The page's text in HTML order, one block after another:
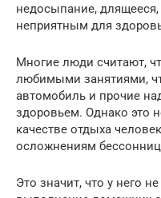
недосыпание,
неприятным для
Многие люди считают,
любимыми занятиями,
автомобиль и прочие
здоровьем. Однако это
качестве отдыха
осложнениям
Это значит, что у него